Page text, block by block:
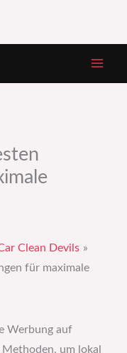
Clean Devils
für maximale
Werbung auf
um lokal